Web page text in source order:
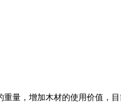
量，增加木材的使用价值，